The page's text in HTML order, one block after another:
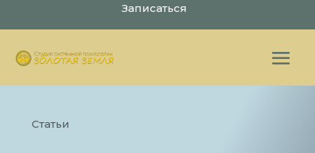
Записаться
Статьи